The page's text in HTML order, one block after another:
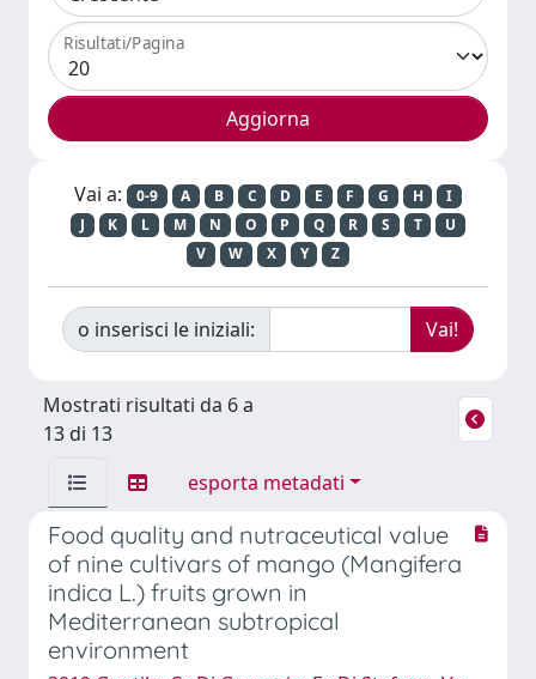
Risultati/Pagina
Vai a: 0-9 A B C D E F G H
I
J
K L M N O P Q R S T
U
V
W X Y Z
o inserisci le iniziali:
Mostrati risultati da 6 a
13 di 13
esporta metadati
Food quality and nutraceutical value
of nine cultivars of mango (Mangifera
indica L.) fruits grown in
Mediterranean subtropical
environment